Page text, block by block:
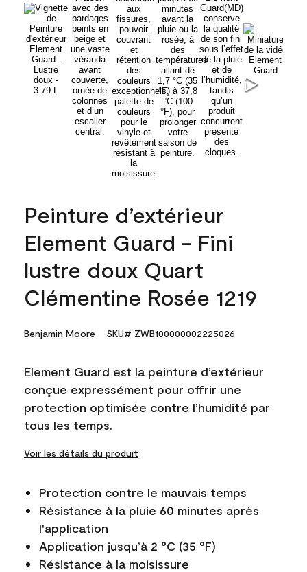
Peinture d’extérieur
Element Guard - Fini
lustre doux Quart
Clémentine Rosée 1219
Benjamin Moore SKU# ZWB100000002225026
Element Guard est la peinture d’extérieur
conçue expressément pour offrir une
protection optimisée contre l’humidité par
tous les temps.
Voir les détails du produit
Protection contre le mauvais temps
Résistance à la pluie 60 minutes après
l'application
Application jusqu’à 2 °C (35 °F)
Résistance à la moisissure